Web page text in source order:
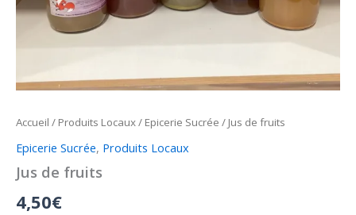
Accueil / Produits Locaux/ Epicerie Sucrée / Jus de fruits
Epicerie Sucrée, Produits Locaux
Jus de fruits
4,50€